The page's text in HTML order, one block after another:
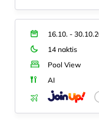
16.10. -
14 naktis
Pool View
AI